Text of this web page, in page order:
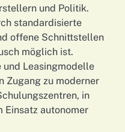
und Politik.
standardisierte
offene Schnittstellen
möglich ist.
Leasingmodelle
Zugang zu moderner
in
Einsatz autonomer